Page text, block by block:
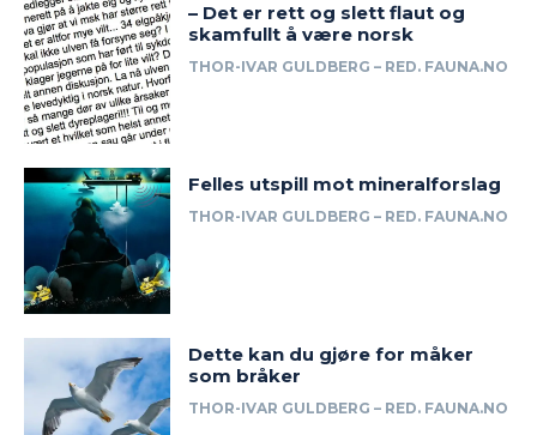
– Det er rett og slett flaut og
skamfullt å være norsk
THOR-IVAR GULDBERG – RED. FAUNA.NO
Felles utspill mot mineralforslag
THOR-IVAR GULDBERG – RED. FAUNA.NO
Dette kan du gjøre for måker
som bråker
THOR-IVAR GULDBERG – RED. FAUNA.NO